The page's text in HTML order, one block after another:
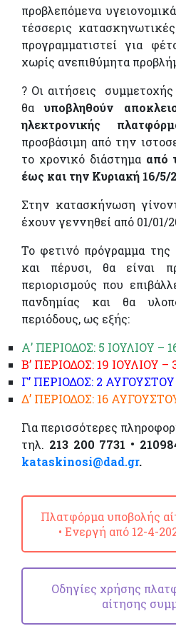
προβλεπόμενα
τέσσερις
προγραμματιστεί για
χωρίς ανεπιθύμητα
? Οι αιτήσεις
θαυποβληθούν
ηλεκτρονικής
προσβάσιμη από την
το χρονικό διάστημα από
έως και την Κυριακή 16/5/
Στην κατασκήνωση
έχουν γεννηθεί από 01/01/
Το φετινό πρόγραμμα
και πέρυσι, θα είναι
περιορισμούς που
πανδημίας και θα
περιόδους, ως εξής:
Α’ ΠΕΡΙΟΔΟΣ: 5 ΙΟΥΛΙΟΥ –
Β’ ΠΕΡΙΟΔΟΣ: 19 ΙΟΥΛΙΟΥ –
Γ’ ΠΕΡΙΟΔΟΣ: 2
Δ’ ΠΕΡΙΟΔΟΣ: 16
Για περισσότερες
τηλ. 213 200 7731 •
kataskinosi@dad.gr.
Πλατφόρμα υποβολής
• Ενεργή από 12-4-
Οδηγίες χρήσης
αίτησης